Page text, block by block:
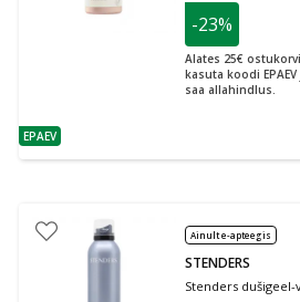
nõuanne
EPAEV
-23%
Alates 25€
kasuta koodi EPAEV
saa allahindlus.
Ainult e-apteegis
STENDERS
Stenders